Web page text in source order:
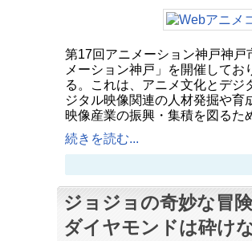
第17回アニメーション神戸神
メーション神戸」を開催してお
る。これは、アニメ文化とデジ
ジタル映像関連の人材発掘や育
映像産業の振興・集積を図る
続きを読む...
ジョジョの奇妙な冒
ダイヤモンドは砕け